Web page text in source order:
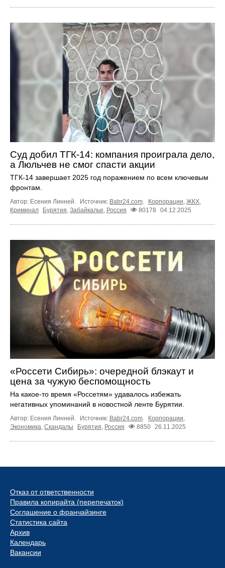
Суд добил ТГК-14: компания проиграла дело,
а Люльчев не смог спасти акции
ТГК-14 завершает 2025 год поражением по всем ключевым
фронтам.
Автор: Есения Линней. Источник: Babr24.com Корпорации ЖКХ
Криминал
Бурятия Забайкалье Россия 80178 04.12.2025
«Россети Сибирь»: очередной блэкаут и
цена за чужую беспомощность
На какое-то время «Россетям» удавалось избежать
негативных упоминаний в новостной ленте Бурятии.
Автор: Есения Линней. Источник: Babr24.com. Корпорации,
Экономика, Скандалы Бурятия, Россия 8850 26.11.2025
Отказ от ответственности
Правила копирайта (перепечаток)
Соглашение о франчайзинге
Статистика сайта
Архив
Календарь
Вакансии